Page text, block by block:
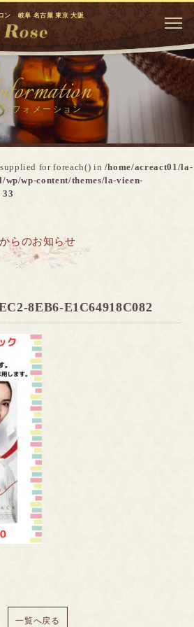
ン 岐阜 名古屋 東京 大阪
ンフォメーション
for foreach() in /home/acreact01/la-
wp-content/themes/la-vieen-
33
からのお知らせ
8EB6-E1C64918C082
一覧へ戻る